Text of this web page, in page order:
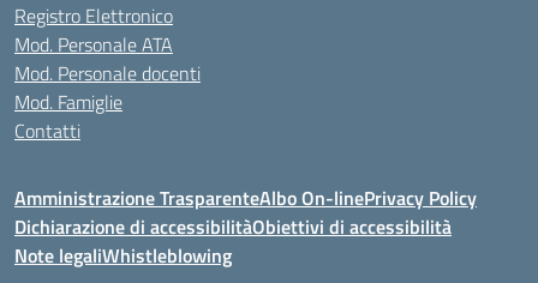
Registro Elettronico
Mod. Personale ATA
Mod. Personale docenti
Mod. Famiglie
Contatti
Amministrazione TrasparenteAlbo On-linePrivacy Policy
Dichiarazione di accessibilitàObiettivi di accessibilità
Note legaliWhistleblowing